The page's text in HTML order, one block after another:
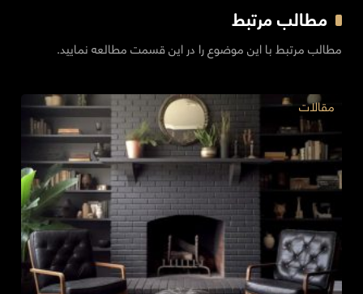
مطالب مرتبط
مطالب مرتبط با این موضوع را در این قسمت مطالعه نمایید.
مقالات